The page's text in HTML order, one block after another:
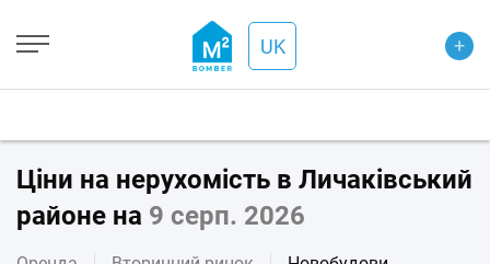
UK +
Ціни на нерухомість в Личаківський
районе на 9 серп. 2026